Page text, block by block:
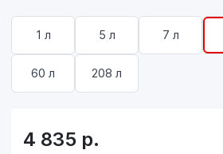
1 л 5 л 7 л
60 л 208 л
4 835 р.